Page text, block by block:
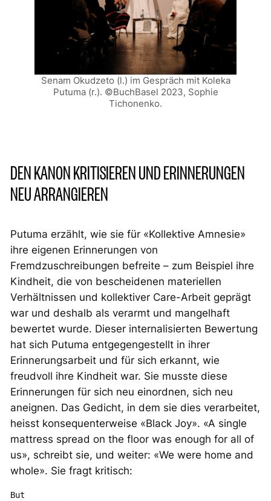
Senam Okudzeto (l.) im Gespräch mit Koleka
Putuma (r.). ©BuchBasel 2023, Sophie
Tichonenko.
DEN KANON KRITISIEREN UND ERINNERUNGEN
NEU ARRANGIEREN
Putuma erzählt, wie sie für «Kollektive Amnesie»
ihre eigenen Erinnerungen von
Fremdzuschreibungen befreite – zum Beispiel ihre
Kindheit, die von bescheidenen materiellen
Verhältnissen und kollektiver Care-Arbeit geprägt
war und deshalb als verarmt und mangelhaft
bewertet wurde. Dieser internalisierten Bewertung
hat sich Putuma entgegengestellt in ihrer
Erinnerungsarbeit und für sich erkannt, wie
freudvoll ihre Kindheit war. Sie musste diese
Erinnerungen für sich neu einordnen, sich neu
aneignen. Das Gedicht, in dem sie dies verarbeitet,
heisst konsequenterweise «Black Joy». «A single
mattress spread on the floor was enough for all of
us», schreibt sie, und weiter: «We were home and
whole». Sie fragt kritisch:
But